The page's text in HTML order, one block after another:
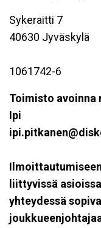
Sykeraitti 7
40630 Jyväskylä
1061742-6
Toimisto avoinna
Ipi
liittyvissä
yhteydessä